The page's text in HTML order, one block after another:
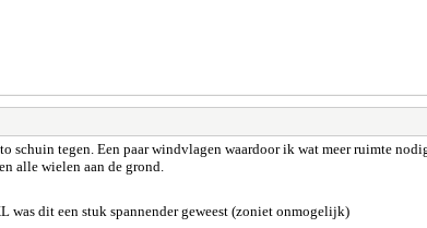
schuin tegen. Een paar windvlagen waardoor ik wat meer ruimte
alle wielen aan de grond.
was dit een stuk spannender geweest (zoniet onmogelijk)